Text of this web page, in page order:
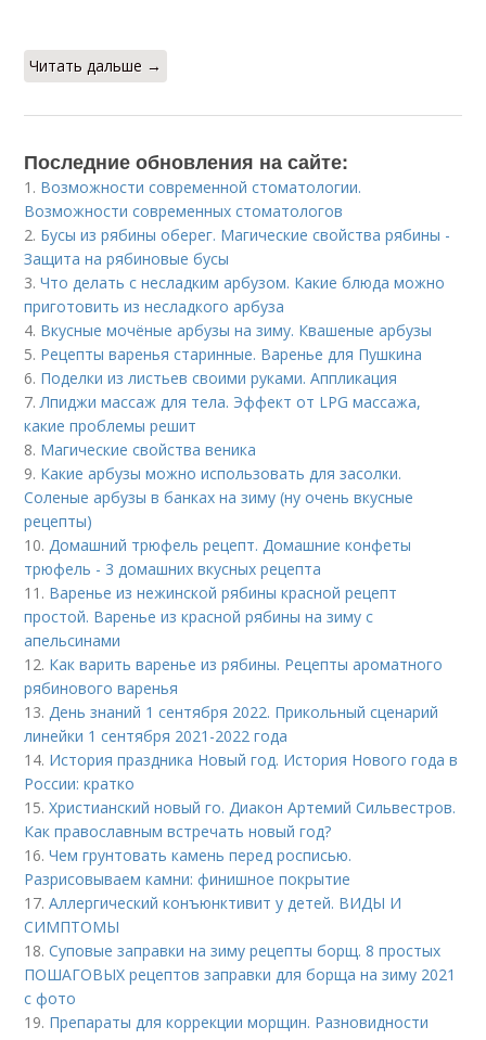
Читать дальше →
Последние обновления на сайте:
1. Возможности современной стоматологии.
Возможности современных стоматологов
2. Бусы из рябины оберег. Магические свойства рябины -
Защита на рябиновые бусы
3.Что делать с несладким арбузом. Какие блюда можно
приготовить из несладкого арбуза
4. Вкусные мочёные арбузы на зиму. Квашеные арбузы
5. Рецепты варенья старинные. Варенье для Пушкина
6. Поделки из листьев своими руками. Аппликация
7.Лпиджи массаж для тела. Эффект от LPG массажа,
какие проблемы решит
8. Магические свойства веника
9. Какие арбузы можно использовать для засолки.
Соленые арбузы в банках на зиму (ну очень вкусные
рецепты)
10.Домашний трюфель рецепт. Домашние конфеты
трюфель - 3 домашних вкусных рецепта
11. Варенье из нежинской рябины красной рецепт
простой. Варенье из красной рябины на зиму с
апельсинами
12. Как варить варенье из рябины. Рецепты ароматного
рябинового варенья
13.День знаний 1 сентября 2022. Прикольный сценарий
линейки 1 сентября 2021-2022 года
14. История праздника Новый год. История Нового года в
России: кратко
15.Христианский новый го. Диакон Артемий Сильвестров.
Как православным встречать новый год?
16.Чем грунтовать камень перед росписью.
Разрисовываем камни: финишное покрытие
17.Аллергический конъюнктивит у детей. ВИДЫ И
СИМПТОМЫ
18.Суповые заправки на зиму рецепты борщ. 8 простых
ПОШАГОВЫХ рецептов заправки для борща на зиму 2021
с фото
19. Препараты для коррекции морщин. Разновидности